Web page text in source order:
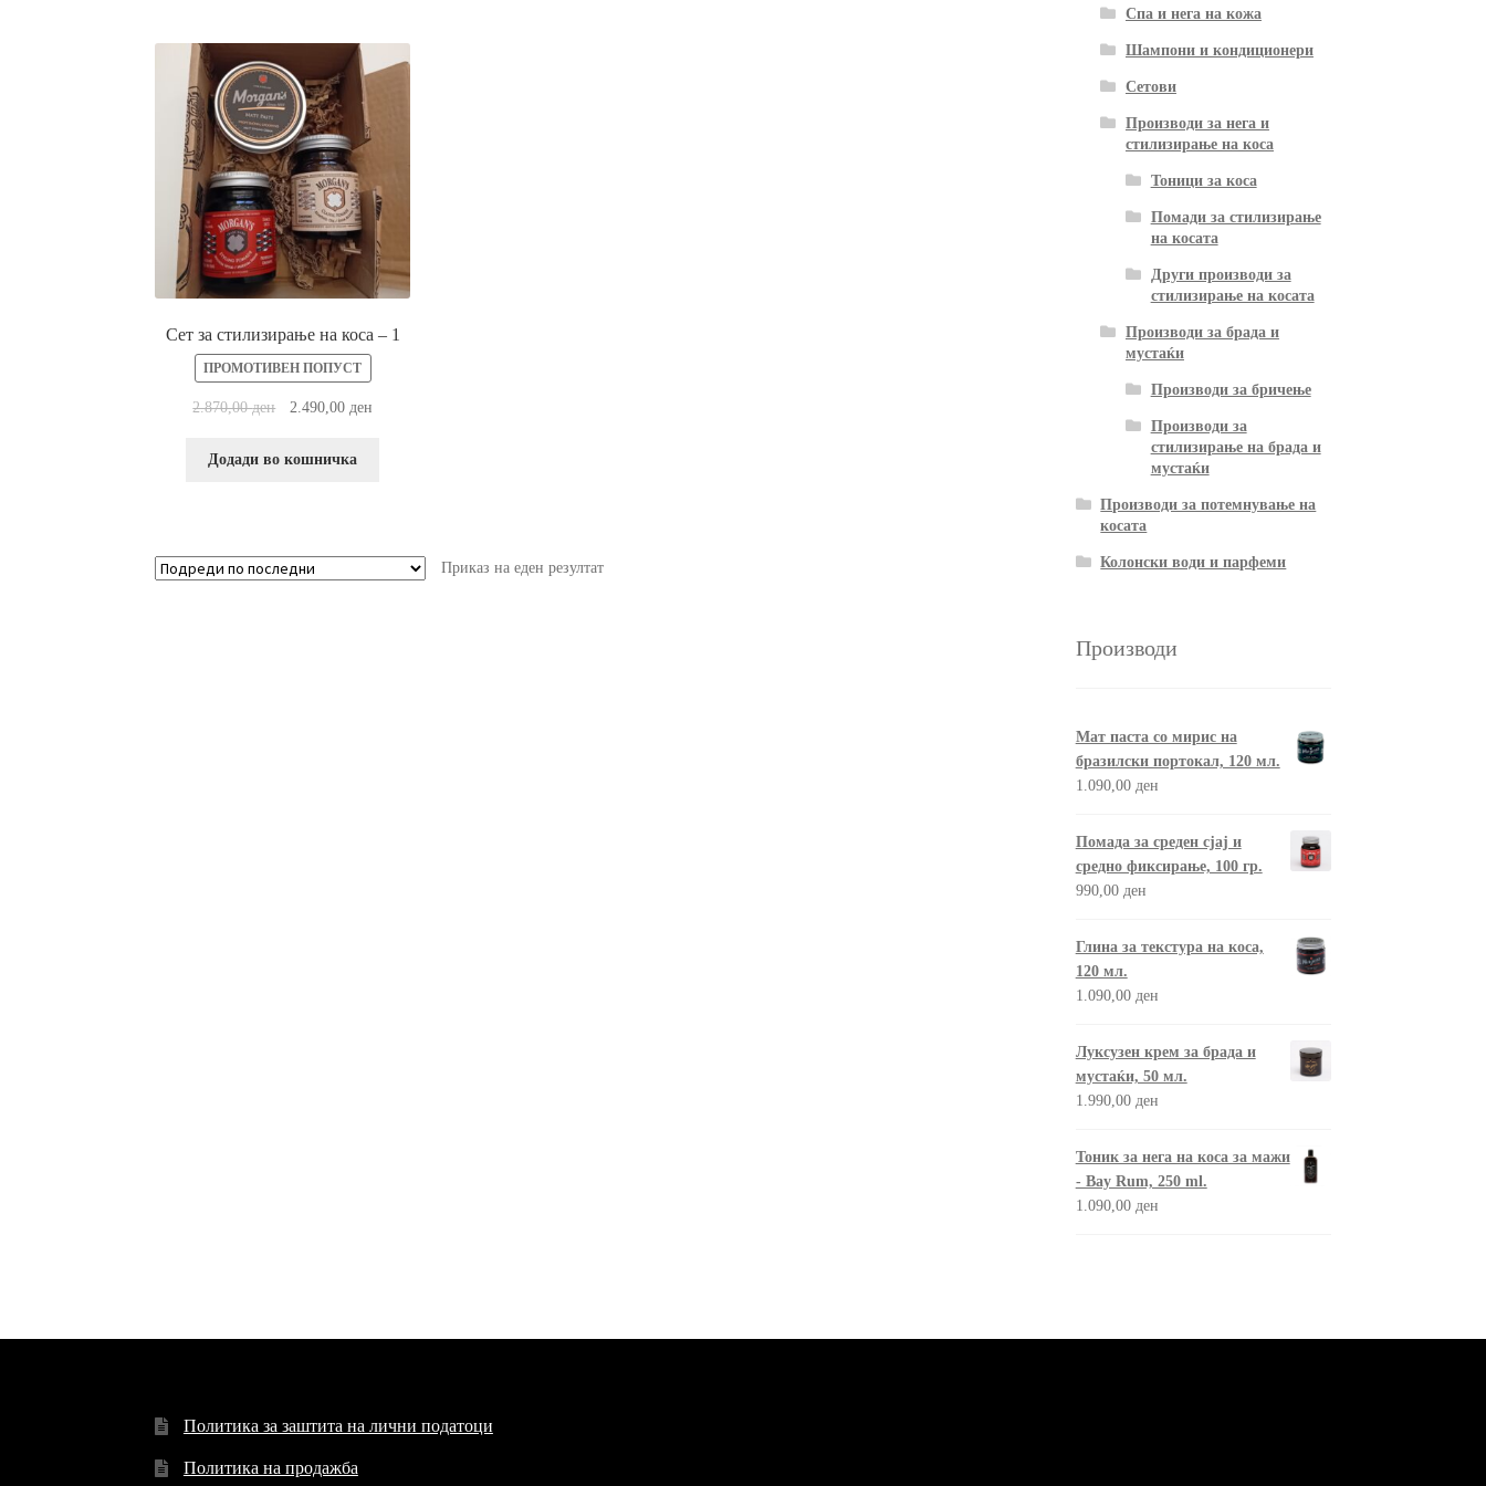
Сет за стилизирање на коса – 1
ПРОМОТИВЕН ПОПУСТ
2.870,00ден 2.490,00 ден
Додади во кошничка
Приказ на еден резултат
Спа и нега на кожа
Шампони и кондиционери
Сетови
Производи за нега и
стилизирање на коса
Тоници за коса
Помади за стилизирање
на косата
Други производи за
стилизирање на косата
Производи за брада и
мустаќи
Производи за бричење
Производи за
стилизирање на брада и
мустаќи
Производи за потемнување на
косата
Колонски води и парфеми
Производи
Мат паста со мирис на
бразилски портокал, 120 мл.
1.090,00 ден
Помада за среден сјај и
средно фиксирање, 100 гр.
990,00 ден
Глина за текстура на коса,
120 мл.
1.090,00 ден
Луксузен крем за брада и
мустаќи, 50 мл.
1.990,00 ден
Тоник за нега на коса за мажи
- Bay Rum, 250 ml.
1.090,00 ден
Политика за заштита на лични податоци
Политика на продажба